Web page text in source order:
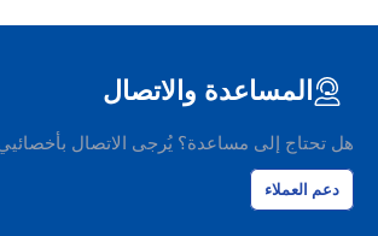
المساعدة والاتصال
هل تحتاج إلى مساعدة؟ يُرجى الاتصال بأخصائيي
دعم العملاء